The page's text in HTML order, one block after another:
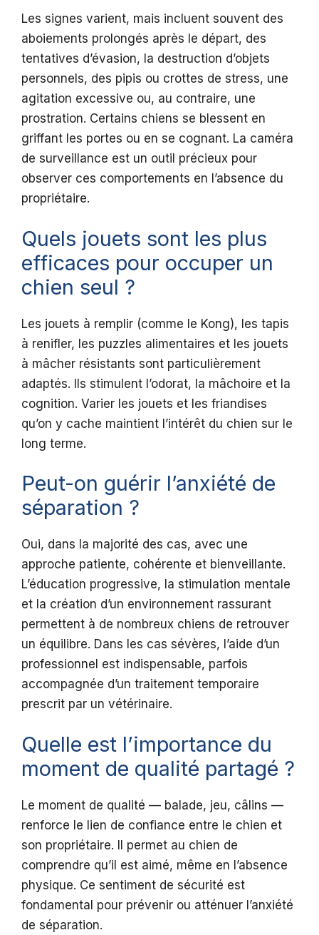
Les signes varient, mais incluent souvent des
aboiements prolongés après le départ, des
tentatives d’évasion, la destruction d’objets
personnels, des pipis ou crottes de stress, une
agitation excessive ou, au contraire, une
prostration. Certains chiens se blessent en
griffant les portes ou en se cognant. La caméra
de surveillance est un outil précieux pour
observer ces comportements en l’absence du
propriétaire.
Quels jouets sont les plus
efficaces pour occuper un
chien seul ?
Les jouets à remplir (comme le Kong), les tapis
à renifler, les puzzles alimentaires et les jouets
à mâcher résistants sont particulièrement
adaptés. Ils stimulent l’odorat, la mâchoire et la
cognition. Varier les jouets et les friandises
qu’on y cache maintient l’intérêt du chien sur le
long terme.
Peut-on guérir l’anxiété de
séparation ?
Oui, dans la majorité des cas, avec une
approche patiente, cohérente et bienveillante.
L’éducation progressive, la stimulation mentale
et la création d’un environnement rassurant
permettent à de nombreux chiens de retrouver
un équilibre. Dans les cas sévères, l’aide d’un
professionnel est indispensable, parfois
accompagnée d’un traitement temporaire
prescrit par un vétérinaire.
Quelle est l’importance du
moment de qualité partagé ?
Le moment de qualité — balade, jeu, câlins —
renforce le lien de confiance entre le chien et
son propriétaire. Il permet au chien de
comprendre qu’il est aimé, même en l’absence
physique. Ce sentiment de sécurité est
fondamental pour prévenir ou atténuer l’anxiété
de séparation.